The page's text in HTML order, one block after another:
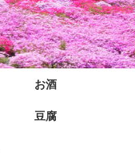
お酒
豆腐